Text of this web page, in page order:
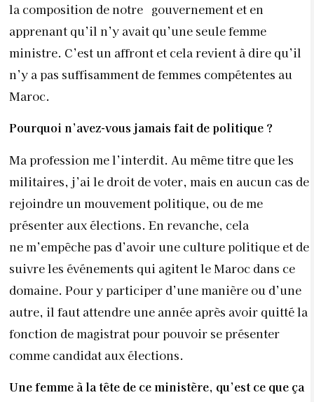
la composition de notre gouvernement et en
apprenant qu’il n’y avait qu’une seule femme
ministre. C’est un affront et cela revient à dire qu’il
n’y a pas suffisamment de femmes compétentes au
Maroc.
Pourquoi n’avez-vous jamais fait de politique ?
Ma profession me l’interdit. Au même titre que les
militaires, j’ai le droit de voter, mais en aucun cas de
rejoindre un mouvement politique, ou de me
présenter aux élections. En revanche, cela
ne m’empêche pas d’avoir une culture politique et de
suivre les événements qui agitent le Maroc dans ce
domaine. Pour y participer d’une manière ou d’une
autre, il faut attendre une année après avoir quitté la
fonction de magistrat pour pouvoir se présenter
comme candidat aux élections.
Une femme à la tête de ce ministère, qu’est ce que ça